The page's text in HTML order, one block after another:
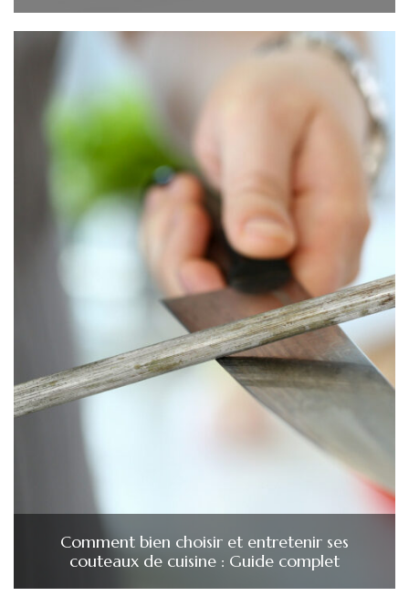
Comment bien choisir et entretenir ses
couteaux de cuisine : Guide complet